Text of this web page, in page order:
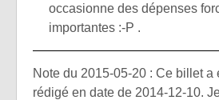
occasionne des dépenses
importantes :-P .
Note du 2015-05-20 : Ce billet a
rédigé en date de 2014-12-10.